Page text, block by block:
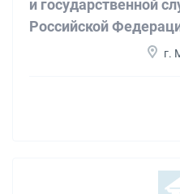
и государственной
Российской
г.